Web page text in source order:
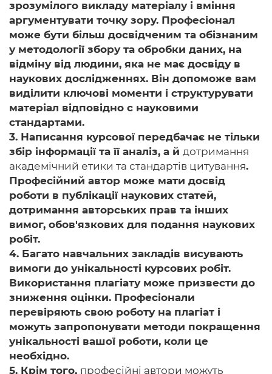
зрозумілого викладу матеріалу і вміння
аргументувати точку зору. Професіонал
може бути більш досвідченим та обізнаним
у методології збору та обробки даних, на
відміну від людини, яка не має досвіду в
наукових дослідженнях. Він допоможе вам
виділити ключові моменти і структурувати
матеріал відповідно c науковими
стандартами.
3. Написання курсової передбачає не тільки
збір інформації та її аналіз, а й дотримання
академічний етики та стандартів цитування.
Професійний автор може мати досвід
роботи в публікації наукових статей,
дотримання авторських прав та інших
вимог, обов'язкових для подання наукових
робіт.
4. Багато навчальних закладів висувають
вимоги до унікальності курсових робіт.
Використання плагіату може призвести до
зниження оцінки. Професіонали
перевіряють свою роботу на плагіат і
можуть запропонувати методи покращення
унікальності вашої роботи, коли це
необхідно.
5. Крім того, професійні автори можуть